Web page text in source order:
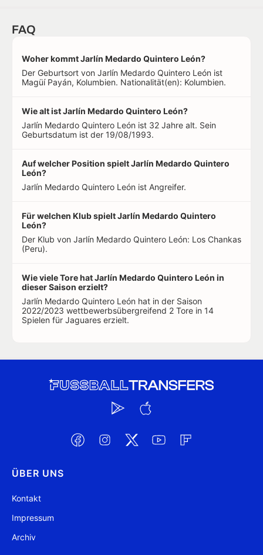
FAQ
Woher kommt Jarlín Medardo Quintero León?
Der Geburtsort von Jarlín Medardo Quintero León ist
Magüí Payán, Kolumbien. Nationalität(en): Kolumbien.
Wie alt ist Jarlín Medardo Quintero León?
Jarlín Medardo Quintero León ist 32 Jahre alt. Sein
Geburtsdatum ist der 19/08/1993.
Auf welcher Position spielt Jarlín Medardo Quintero
León?
Jarlín Medardo Quintero León ist Angreifer.
Für welchen Klub spielt Jarlín Medardo Quintero
León?
Der Klub von Jarlín Medardo Quintero León: Los Chankas
(Peru).
Wie viele Tore hat Jarlín Medardo Quintero León in
dieser Saison erzielt?
Jarlín Medardo Quintero León hat in der Saison
2022/2023 wettbewerbsübergreifend 2 Tore in 14
Spielen für Jaguares erzielt.
ÜBER UNS
Kontakt
Impressum
Archiv